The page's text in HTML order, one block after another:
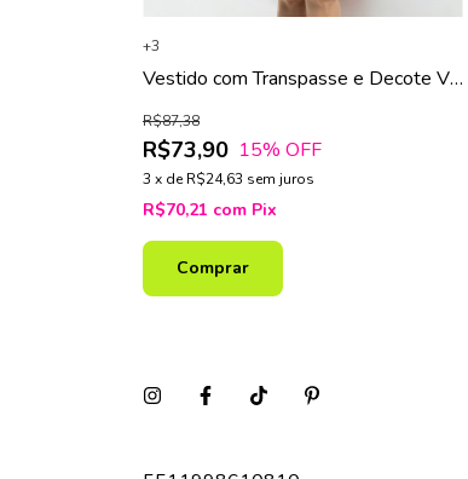
Vestido com Transpasse e Decote V
R$73,90
R$87,38
15% OFF
3 x deR$24,63 sem juros
R$70,21 com Pix
+3
Comprar